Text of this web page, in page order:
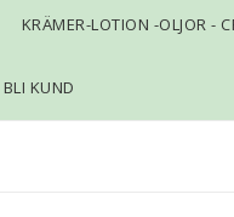
KRÄMER-LOTION -OLJOR -
BLI KUND